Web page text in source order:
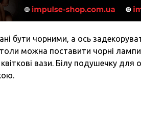
бути чорними, а ось
можна поставити чорні
вази. Білу подушечку